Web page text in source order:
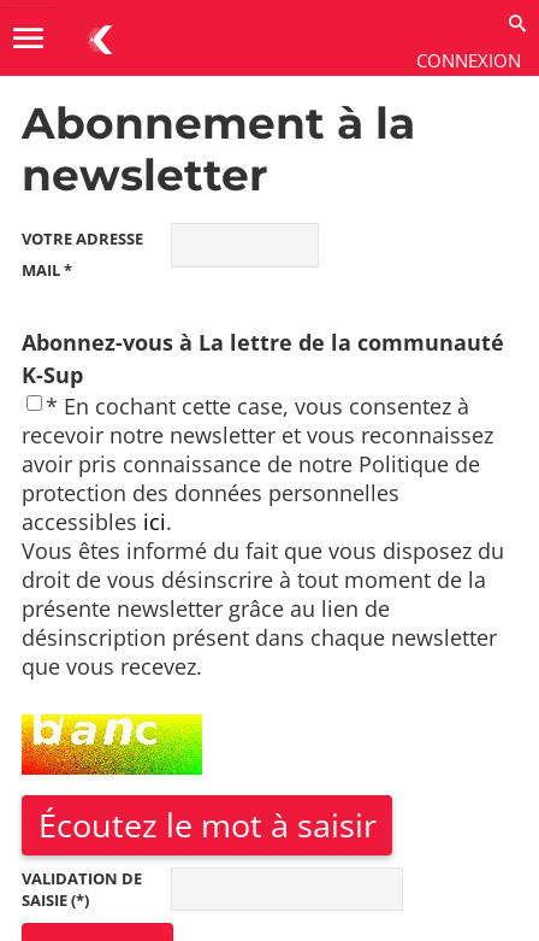
CONNEXION
menu
Support→Forge +
Abonnement à la
newsletter
VOTRE ADRESSE
MAIL *
Abonnez-vous à La lettre de la communauté
K-Sup
* En cochant cette case, vous consentez à
recevoir notre newsletter et vous reconnaissez
avoir pris connaissance de notre Politique de
protection des données personnelles
accessibles ici.
Vous êtes informé du fait que vous disposez du
droit de vous désinscrire à tout moment de la
présente newsletter grâce au lien de
désinscription présent dans chaque newsletter
que vous recevez.
Écoutez le mot à saisir
VALIDATION DE
SAISIE (*)